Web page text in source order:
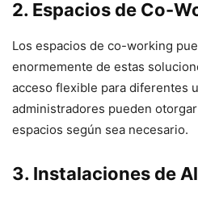
2. Espacios de Co-
Los espacios de co-working
enormemente de estas
acceso flexible para diferentes
administradores pueden
espacios según sea necesario.
3. Instalaciones de